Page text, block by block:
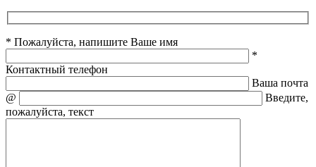
* Пожалуйста, напишите Ваше имя
*
Контактный телефон
Ваша почта
@
Введите,
пожалуйста, текст